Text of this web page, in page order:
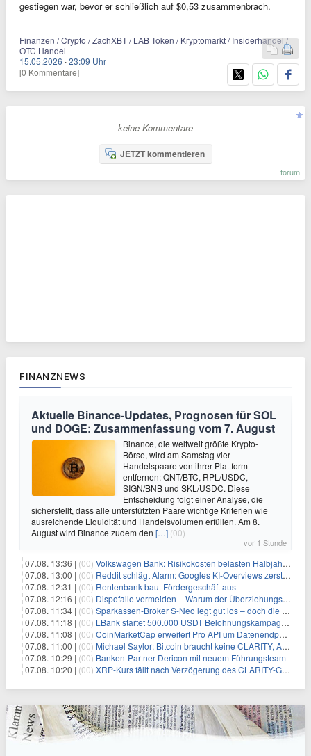
gestiegen war, bevor er schließlich auf $0,53 zusammenbrach.
Finanzen / Crypto / ZachXBT / LAB Token / Kryptomarkt / Insiderhandel /
OTC Handel
15.05.2026 ·23:09 Uhr
[0 Kommentare]
- keine Kommentare -
JETZT kommentieren
forum
FINANZNEWS
Aktuelle Binance-Updates, Prognosen für SOL
und DOGE: Zusammenfassung vom 7. August
Binance, die weltweit größte Krypto-
Börse, wird am Samstag vier
Handelspaare von ihrer Plattform
entfernen: QNT/BTC, RPL/USDC,
SIGN/BNB und SKL/USDC. Diese
Entscheidung folgt einer Analyse, die
sicherstellt, dass alle unterstützten Paare wichtige Kriterien wie
ausreichende Liquidität und Handelsvolumen erfüllen. Am 8.
August wird Binance zudem den […] (00)
vor 1 Stunde
07.08. 13:36 | (00) Volkswagen Bank: Risikokosten belasten Halbjahresergebnis
07.08. 13:00 | (00) Reddit schlägt Alarm: Googles KI-Overviews zerstören das Traffic-Geschäftsmodell
07.08. 12:31 | (00) Rentenbank baut Fördergeschäft aus
07.08. 12:16 | (00) Dispofalle vermeiden – Warum der Überziehungskredit teurer ist als gedacht
07.08. 11:34 | (00) Sparkassen-Broker S-Neo legt gut los – doch die Schwachstellen bleiben
07.08. 11:18 | (00) LBank startet 500.000 USDT Belohnungskampagne mit Pudgy Penguins
07.08. 11:08 | (00) CoinMarketCap erweitert Pro API um Datenendpunkte für reale Vermögenswerte
07.08. 11:00 | (00) Michael Saylor: Bitcoin braucht keine CLARITY, Amerika schon
07.08. 10:29 | (00) Banken-Partner Dericon mit neuem Führungsteam
07.08. 10:20 | (00) XRP-Kurs fällt nach Verzögerung des CLARITY-Gesetzes, Analyst warnt vor schwachem August-Trend